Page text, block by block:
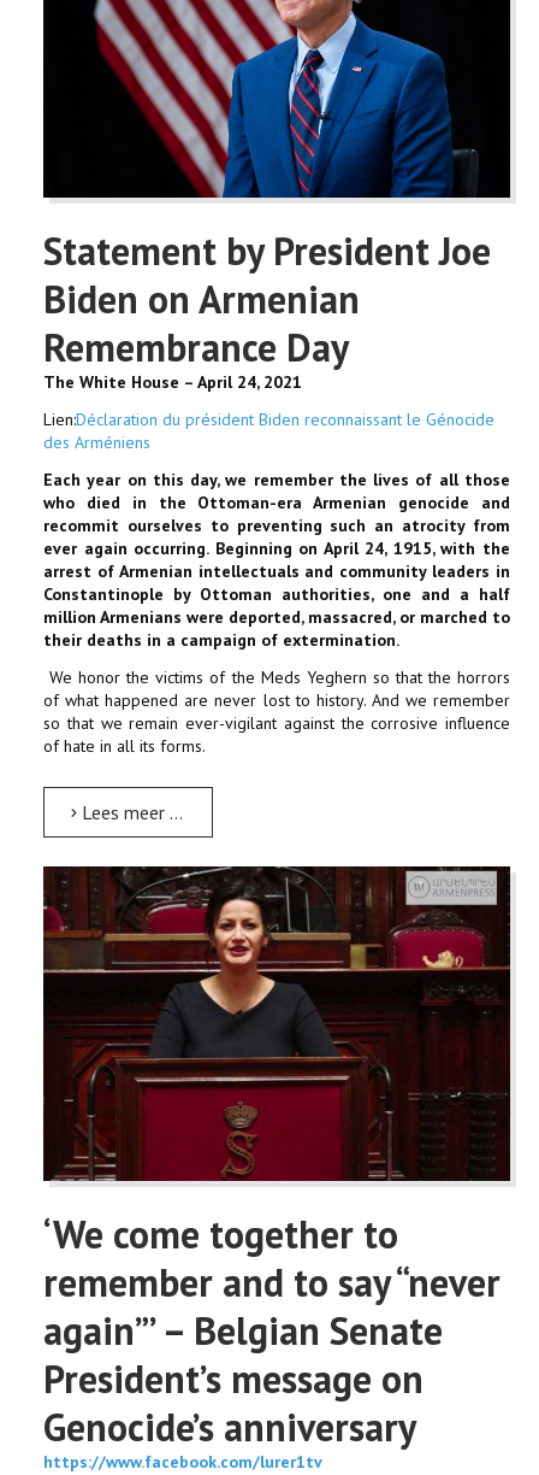
Statement by President Joe
Biden on Armenian
Remembrance Day
The White House – April 24, 2021
Lien:Déclaration du président Biden reconnaissant le Génocide
des Arméniens
Each year on this day, we remember the lives of all those
who died in the Ottoman-era Armenian genocide and
recommit ourselves to preventing such an atrocity from
ever again occurring. Beginning on April 24, 1915, with the
arrest of Armenian intellectuals and community leaders in
Constantinople by Ottoman authorities, one and a half
million Armenians were deported, massacred, or marched to
their deaths in a campaign of extermination.
We honor the victims of the Meds Yeghern so that the horrors
of what happened are never lost to history. And we remember
so that we remain ever-vigilant against the corrosive influence
of hate in all its forms.
Lees meer …
‘We come together to
remember and to say “never
again”’ – Belgian Senate
President’s message on
Genocide’s anniversary
https://www.facebook.com/lurer1tv